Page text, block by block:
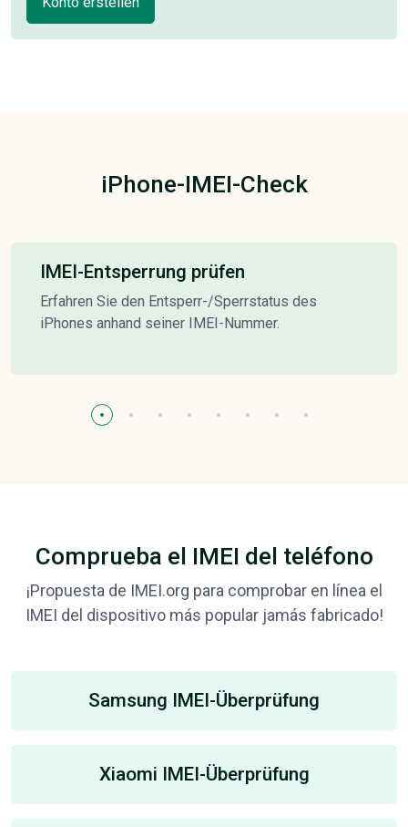
iPhone-IMEI-Check
IMEI-Entsperrung prüfen
Erfahren Sie den Entsperr-/Sperrstatus des
iPhones anhand seiner IMEI-Nummer.
Comprueba el IMEI del teléfono
¡Propuesta de IMEI.org para comprobar en línea el
IMEI del dispositivo más popular jamás fabricado!
Samsung IMEI-Überprüfung
Xiaomi IMEI-Überprüfung